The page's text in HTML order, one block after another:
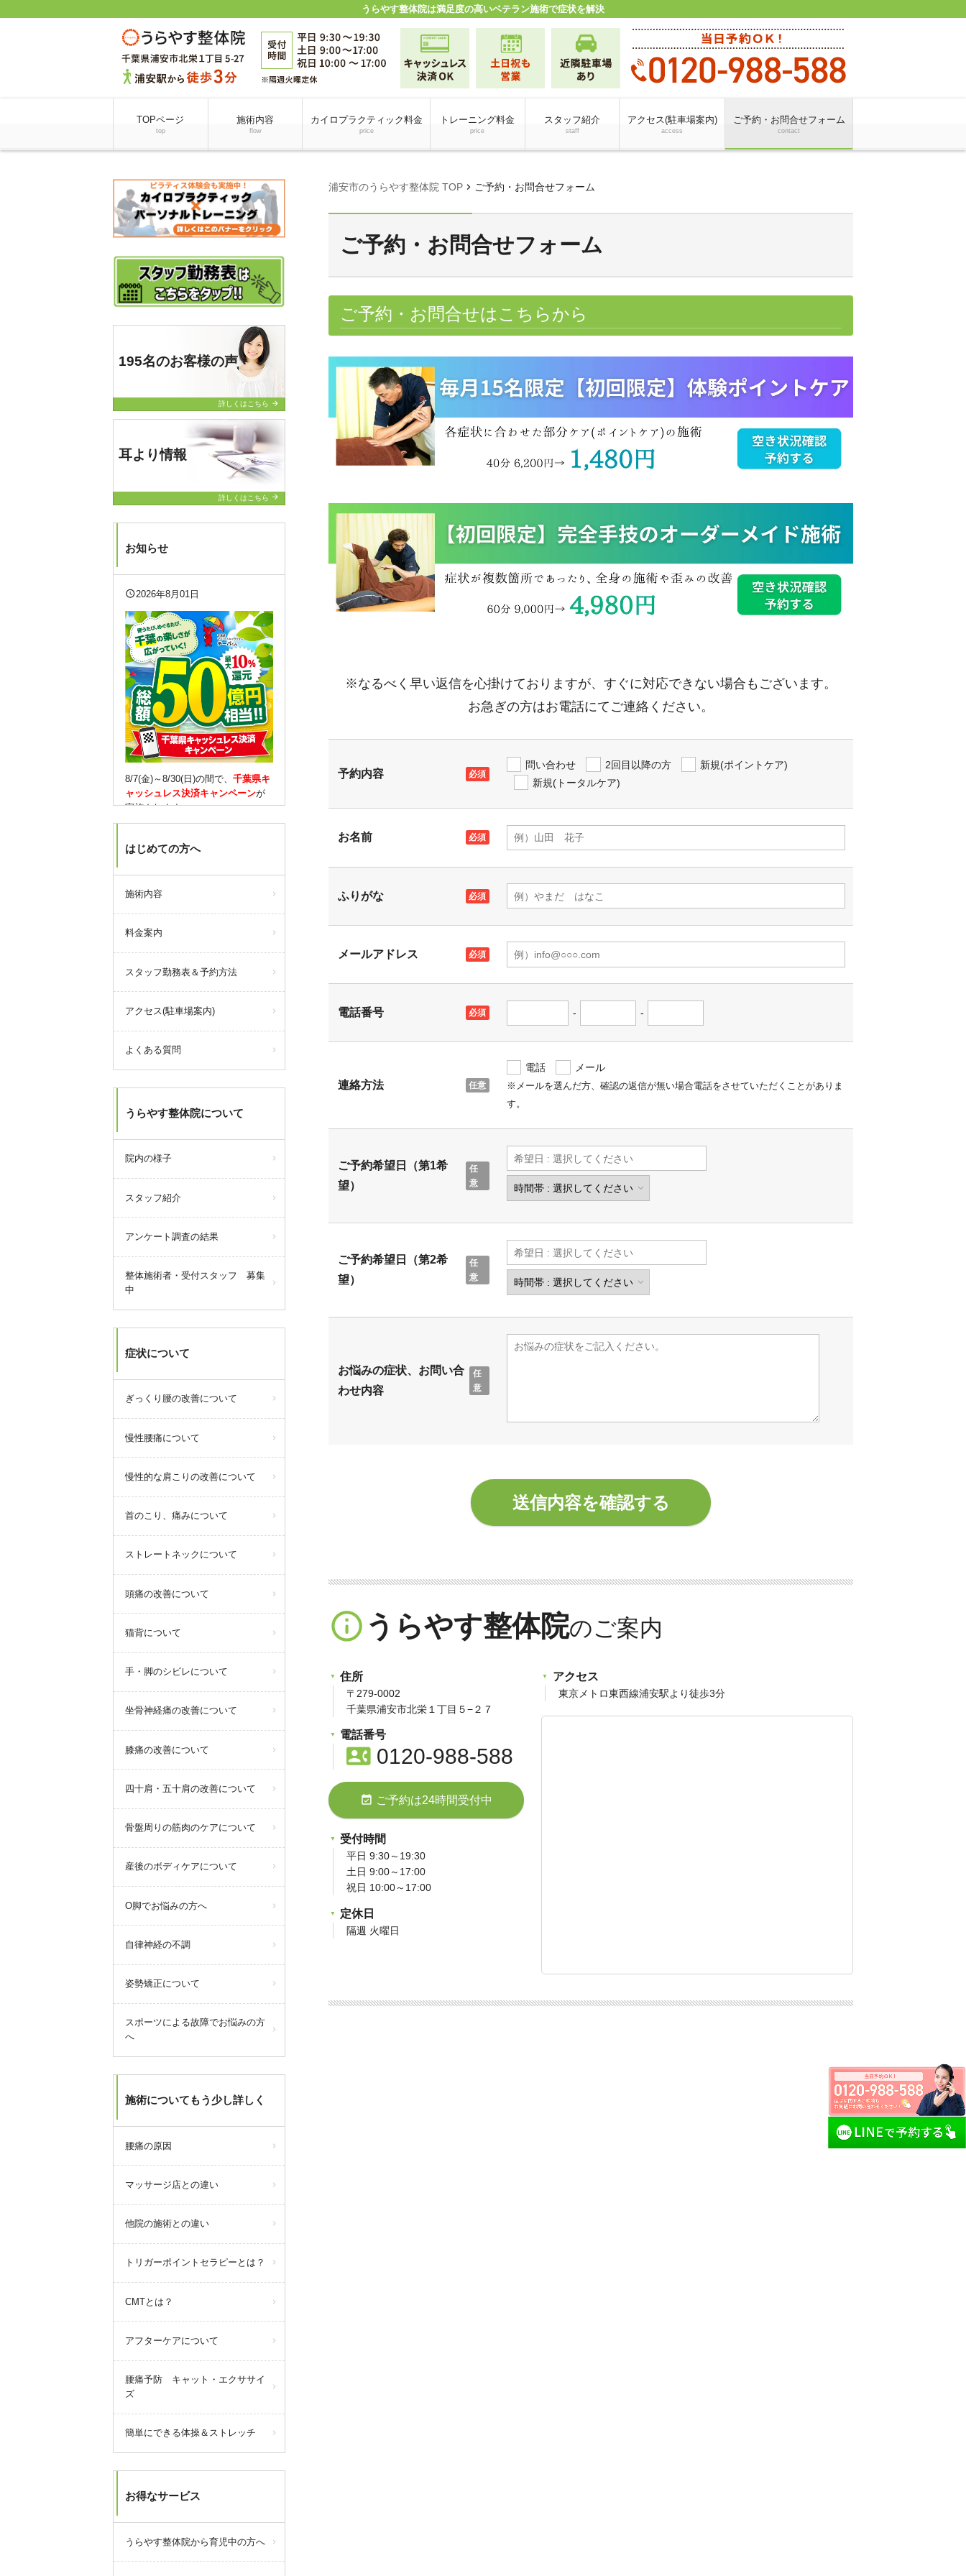
うらやす整体院は満足度の高いベテラン施術で症状を解決
TOPページ
top
施術内容
flow
カイロプラクティック料金
price
トレーニング料金
price
スタッフ紹介
staff
アクセス(駐車場案内)
access
ご予約・お問合せフォーム
contact
浦安市のうらやす整体院 TOP chevron_right ご予約・お問合せフォーム
ご予約・お問合せフォーム
ご予約・お問合せはこちらから
※なるべく早い返信を心掛けておりますが、すぐに対応できない場合もございます。
お急ぎの方はお電話にてご連絡ください。
予約内容
問い合わせ 2回目以降の方
新規(ポイントケア)
新規(トータルケア)
お名前
ふりがな
メールアドレス
電話番号 - -
連絡方法
電話 メール
※メールを選んだ方、確認の返信が無い場合電話をさせていただくことがありま
す。
ご予約希望日（第1希
望）
ご予約希望日（第2希
望）
お悩みの症状、お問い合
わせ内容
info_outline うらやす整体院
住所
〒279-0002
千葉県浦安市北栄１丁目５−２７
電話番号
contact_phone0120-988-588
event_available ご予約は24時間受付中
受付時間
平日 9:30～19:30
土日 9:00～17:00
祝日 10:00～17:00
定休日
隔週 火曜日
アクセス
東京メトロ東西線浦安駅より徒歩3分
195名のお客様の声
詳しくはこちら arrow_forward
耳より情報
詳しくはこちら arrow_forward
お知らせ
query_builder2026年8月01日
8/7(金)～8/30(日)の間で、 千葉県キ
ャッシュレス決済キャンペーンが
実施されます。
していただくと、10％還元(1決済
もちろん当院での決済も対象で
す。
期間限定で、通常はない
チャージをご用意しました！
30,000円チャージで33,000ポイン
ト付与！（+3,000ポイント）
さらに期間中は、
れるので、一番おすすめです！
query_builder2026年7月09日
【8月の営業について】
8/18(火)
上記日程でお休みをいただきま
す。
8/11(火・祝)は10～17:00までの短
けでなく、ピラティスやパーソナ
に、随時プロのトレーナーによる
体験会も実施しております。
お気軽にぜひご参加ください！
ピラティストレーナー増員のた
め、体験レッスンを受けていただ
ける日時が増えました！
【定期体験会日程】各日先着2名
※当日予約は出来ないため、前日
までにご連絡ください。
詳しくは以下をご覧ください。
詳しくはこちらから
query_builder2026年3月18日
今月より浦安市発行の「
浦安市物
価高騰対策商品券」が当院でもご
ご利用できるのは2026年3月1日(日)
～2026年8月31日(月)。
おつりは出ません。
浦安市物価高騰対策商品券特設サ
イトはこちら
query_builder 2025年5月31日
【駐車場のご案内】
当院周辺の駐車場の減少により、
ご案内できる駐車場が減ってきて
おります。
で、なるべく当院にてご案内でき
る駐車場をご利用いただけますよ
駐車場の場所など不明な点があり
ましたら、電話にてご連絡くださ
はじめての方へ
施術内容
料金案内
スタッフ勤務表＆予約方法
アクセス(駐車場案内)
よくある質問
うらやす整体院について
院内の様子
スタッフ紹介
アンケート調査の結果
整体施術者・受付スタッフ 募集
中
症状について
ぎっくり腰の改善について
慢性腰痛について
慢性的な肩こりの改善について
首のこり、痛みについて
ストレートネックについて
頭痛の改善について
猫背について
手・脚のシビレについて
坐骨神経痛の改善について
膝痛の改善について
四十肩・五十肩の改善について
骨盤周りの筋肉のケアについて
産後のボディケアについて
O脚でお悩みの方へ
自律神経の不調
姿勢矯正について
スポーツによる故障でお悩みの方
へ
施術についてもう少し詳しく
腰痛の原因
マッサージ店との違い
他院の施術との違い
トリガーポイントセラピーとは？
CMTとは？
アフターケアについて
腰痛予防 キャット・エクササイ
ズ
簡単にできる体操＆ストレッチ
お得なサービス
うらやす整体院から育児中の方へ